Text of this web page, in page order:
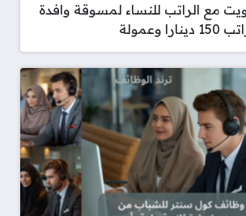
مع الراتب للنساء لمسوقة وافدة